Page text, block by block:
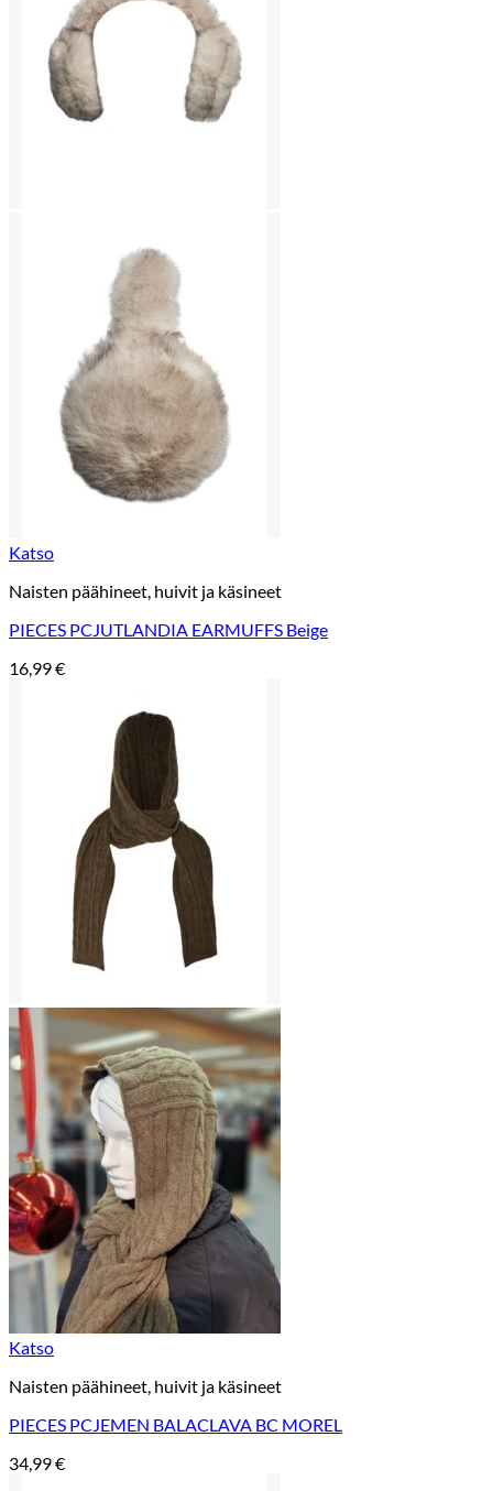
Katso
Naisten päähineet, huivit ja käsineet
PIECES PCJUTLANDIA EARMUFFS Beige
16,99€
Katso
Naisten päähineet, huivit ja käsineet
PIECES PCJEMEN BALACLAVA BC MOREL
34,99€